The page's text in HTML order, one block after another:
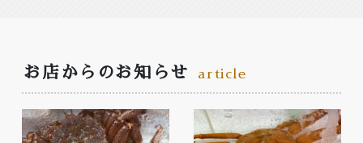
お店からのお知らせ article